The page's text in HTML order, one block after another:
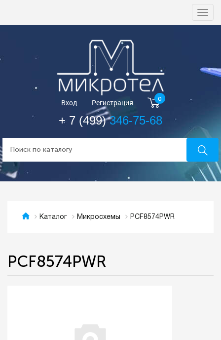
Вход Регистрация 0
+ 7 (499)346-75-68
Каталог Микросхемы PCF8574PWR
PCF8574PWR